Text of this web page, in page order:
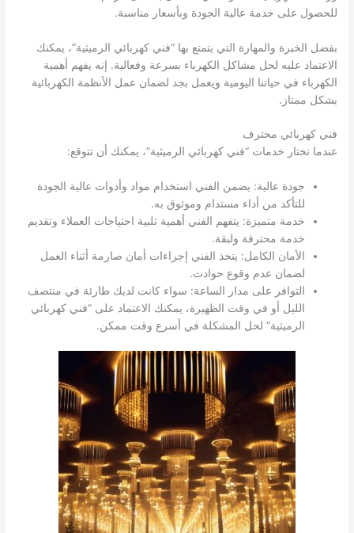
للحصول على خدمة عالية الجودة وبأسعار مناسبة.
بفضل الخبرة والمهارة التي يتمتع بها “فني كهربائي الرميثية”، يمكنك
الاعتماد عليه لحل مشاكل الكهرباء بسرعة وفعالية. إنه يفهم أهمية
الكهرباء في حياتنا اليومية ويعمل بجد لضمان عمل الأنظمة الكهربائية
بشكل ممتاز.
فني كهربائي محترف
عندما تختار خدمات “فني كهربائي الرميثية”، يمكنك أن تتوقع:
جودة عالية: يضمن الفني استخدام مواد وأدوات عالية الجودة
للتأكد من أداء مستدام وموثوق به.
خدمة متميزة: يتفهم الفني أهمية تلبية احتياجات العملاء وتقديم
خدمة محترفة ولبقة.
الأمان الكامل: يتخذ الفني إجراءات أمان صارمة أثناء العمل
لضمان عدم وقوع حوادث.
التوافر على مدار الساعة: سواء كانت لديك طارئة في منتصف
الليل أو في وقت الظهيرة، يمكنك الاعتماد على “فني كهربائي
الرميثية” لحل المشكلة في أسرع وقت ممكن.